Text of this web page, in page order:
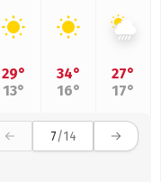
29°
13°
34°
16°
27°
17°
7/14